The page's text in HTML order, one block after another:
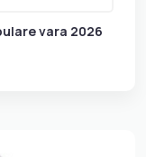
vara 2026